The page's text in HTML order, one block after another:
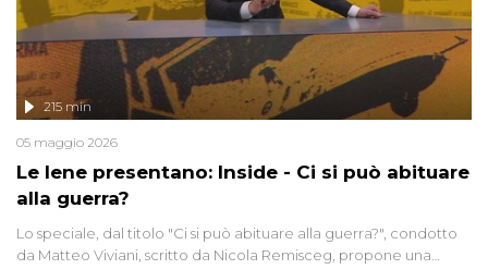
Le Iene presentano: Inside - Ci si può abituare
alla guerra?
215 min
05 maggio 2026
Lo speciale, dal titolo "Ci si può abituare alla guerra?", condotto
da Matteo Viviani, scritto da Nicola Remisceg, propone una